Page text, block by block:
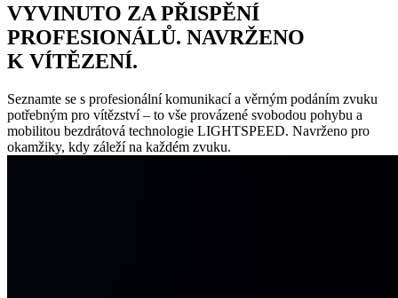
VYVINUTO ZA PŘISPĚNÍ
PROFESIONÁLŮ. NAVRŽENO
K VÍTĚZENÍ.
Seznamte se s profesionální komunikací a věrným podáním zvuku
potřebným pro vítězství – to vše provázené svobodou pohybu a
mobilitou bezdrátová technologie LIGHTSPEED. Navrženo pro
okamžiky, kdy záleží na každém zvuku.